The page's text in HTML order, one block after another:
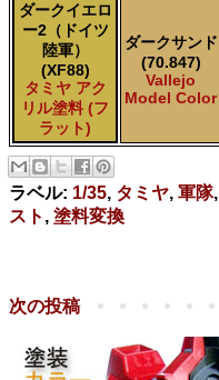
ダークイエロ
ー2（ドイツ
陸軍）
(XF88)
タミヤ アク
リル塗料 (フ
ラット)
ダークサンド
(70.847)
Vallejo
Model Color
ラベル: 1/35, タミヤ, 軍隊,
スト , 塗料変換
次の投稿